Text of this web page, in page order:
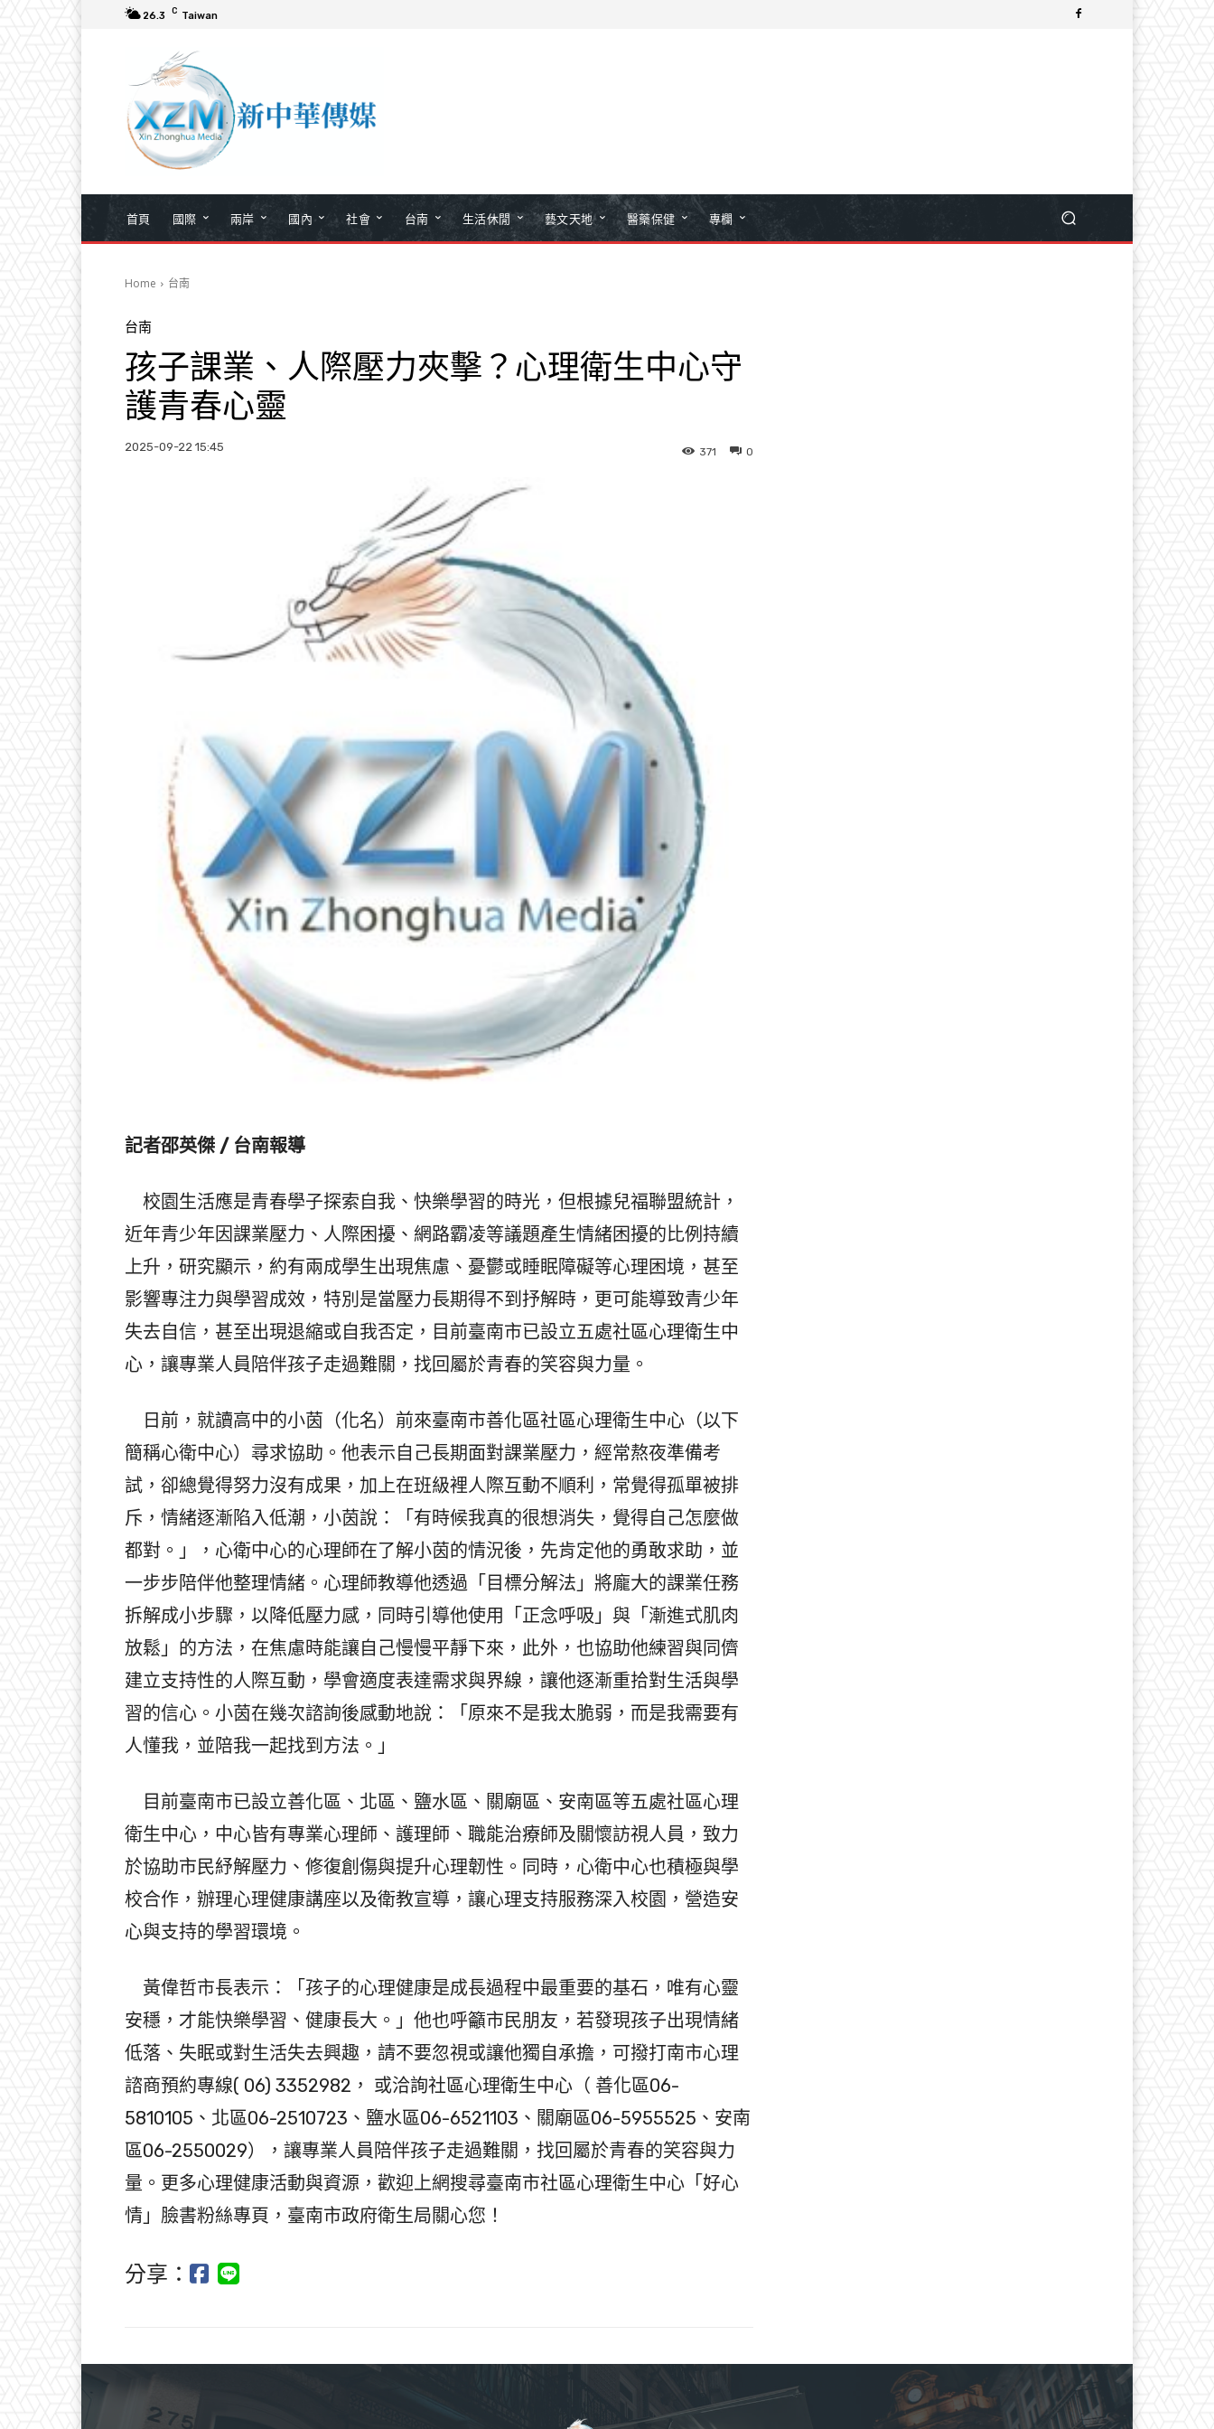
26.3 C Taiwan
首頁 國際 兩岸 國內 社會 台南 生活休閒 藝文天地 醫藥保健 專欄
Home 台南
台南
孩子課業、人際壓力夾擊？心理衛生中心守
護青春心靈
2025-09-22 15:45 0
371
記者邵英傑 / 台南報導
校園生活應是青春學子探索自我、快樂學習的時光，但根據兒福聯盟統計，
近年青少年因課業壓力、人際困擾、網路霸凌等議題產生情緒困擾的比例持續
上升，研究顯示，約有兩成學生出現焦慮、憂鬱或睡眠障礙等心理困境，甚至
影響專注力與學習成效，特別是當壓力長期得不到抒解時，更可能導致青少年
失去自信，甚至出現退縮或自我否定，目前臺南市已設立五處社區心理衛生中
心，讓專業人員陪伴孩子走過難關，找回屬於青春的笑容與力量。
日前，就讀高中的小茵（化名）前來臺南市善化區社區心理衛生中心（以下
簡稱心衛中心）尋求協助。他表示自己長期面對課業壓力，經常熬夜準備考
試，卻總覺得努力沒有成果，加上在班級裡人際互動不順利，常覺得孤單被排
斥，情緒逐漸陷入低潮，小茵說：「有時候我真的很想消失，覺得自己怎麼做
都對。」，心衛中心的心理師在了解小茵的情況後，先肯定他的勇敢求助，並
一步步陪伴他整理情緒。心理師教導他透過「目標分解法」將龐大的課業任務
拆解成小步驟，以降低壓力感，同時引導他使用「正念呼吸」與「漸進式肌肉
放鬆」的方法，在焦慮時能讓自己慢慢平靜下來，此外，也協助他練習與同儕
建立支持性的人際互動，學會適度表達需求與界線，讓他逐漸重拾對生活與學
習的信心。小茵在幾次諮詢後感動地說：「原來不是我太脆弱，而是我需要有
人懂我，並陪我一起找到方法。」
目前臺南市已設立善化區、北區、鹽水區、關廟區、安南區等五處社區心理
衛生中心，中心皆有專業心理師、護理師、職能治療師及關懷訪視人員，致力
於協助市民紓解壓力、修復創傷與提升心理韌性。同時，心衛中心也積極與學
校合作，辦理心理健康講座以及衛教宣導，讓心理支持服務深入校園，營造安
心與支持的學習環境。
黃偉哲市長表示：「孩子的心理健康是成長過程中最重要的基石，唯有心靈
安穩，才能快樂學習、健康長大。」他也呼籲市民朋友，若發現孩子出現情緒
低落、失眠或對生活失去興趣，請不要忽視或讓他獨自承擔，可撥打南市心理
諮商預約專線( 06) 3352982， 或洽詢社區心理衛生中心（ 善化區06-
5810105、北區06-2510723、鹽水區06-6521103、關廟區06-5955525、安南
區06-2550029），讓專業人員陪伴孩子走過難關，找回屬於青春的笑容與力
量。更多心理健康活動與資源，歡迎上網搜尋臺南市社區心理衛生中心「好心
情」臉書粉絲專頁，臺南市政府衛生局關心您！
分享：